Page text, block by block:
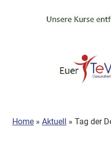
Home » Aktuell » Tag der